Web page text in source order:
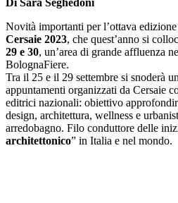
Di Sara Seghedoni
Novità importanti per l’ottava
Cersaie 2023, che quest’anno si
29 e 30, un’area di grande affluenza
BolognaFiere.
Tra il 25 e il 29 settembre si snoderà
appuntamenti organizzati da Cersaie
editrici nazionali: obiettivo
design, architettura, wellness e
arredobagno. Filo conduttore delle
architettonico” in Italia e nel mondo.